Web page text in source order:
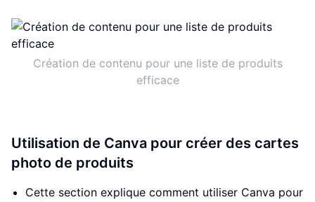
Création de contenu pour une liste de produits
efficace
Utilisation de Canva pour créer des cartes
photo de produits
Cette section explique comment utiliser Canva pour